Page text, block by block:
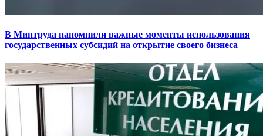
В Минтруда напомнили важные моменты использования
государственных субсидий на открытие своего бизнеса